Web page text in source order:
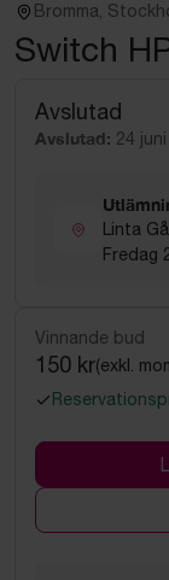
Bromma,
Switch
Avslutad
Avslutad: 24
Linta
Fredag
Vinnande bud
150 kr(exkl.